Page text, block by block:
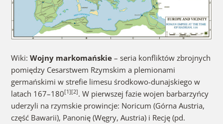
Wiki: Wojny markomańskie– seria konfliktów zbrojnych
pomiędzy Cesarstwem Rzymskim a plemionami
germańskimi w strefie limesu środkowo-dunajskiego w
latach 167–180[1][2]. W pierwszej fazie wojen barbarzyńcy
uderzyli na rzymskie prowincje: Noricum (Górna Austria,
część Bawarii), Panonię (Węgry, Austria) i Recję (pd.